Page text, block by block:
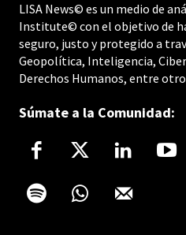
LISA News© es un medio de
Institute© con el objetivo de
seguro, justo y protegido a
Geopolítica, Inteligencia,
Derechos Humanos, entre
Súmate a la Comunidad: